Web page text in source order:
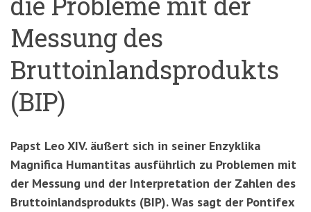
Messung des
Bruttoinlandsprodukts
(BIP)
Papst Leo XIV. äußert sich in seiner Enzyklika
Magnifica Humantitas ausführlich zu Problemen mit
der Messung und der Interpretation der Zahlen des
Bruttoinlandsprodukts (BIP). Was sagt der Pontifex